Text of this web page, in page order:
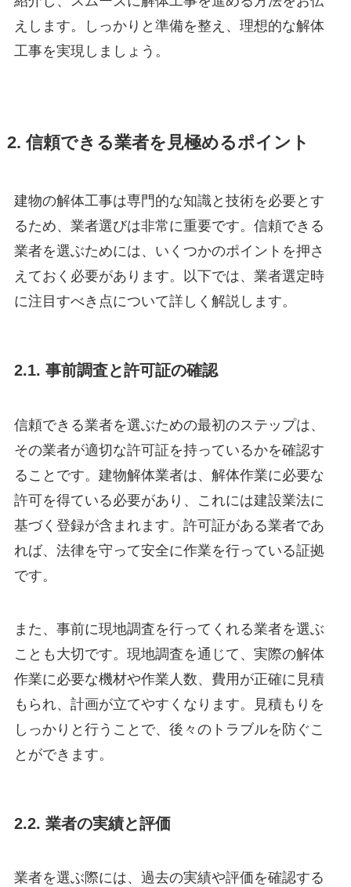
えします。しっかりと準備を整え、理想的な解体
工事を実現しましょう。
2. 信頼できる業者を見極めるポイント
建物の解体工事は専門的な知識と技術を必要とす
るため、業者選びは非常に重要です。信頼できる
業者を選ぶためには、いくつかのポイントを押さ
えておく必要があります。以下では、業者選定時
に注目すべき点について詳しく解説します。
2.1. 事前調査と許可証の確認
信頼できる業者を選ぶための最初のステップは、
その業者が適切な許可証を持っているかを確認す
ることです。建物解体業者は、解体作業に必要な
許可を得ている必要があり、これには建設業法に
基づく登録が含まれます。許可証がある業者であ
れば、法律を守って安全に作業を行っている証拠
です。
また、事前に現地調査を行ってくれる業者を選ぶ
ことも大切です。現地調査を通じて、実際の解体
作業に必要な機材や作業人数、費用が正確に見積
もられ、計画が立てやすくなります。見積もりを
しっかりと行うことで、後々のトラブルを防ぐこ
とができます。
2.2. 業者の実績と評価
業者を選ぶ際には、過去の実績や評価を確認する